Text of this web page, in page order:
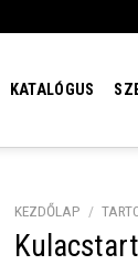
KATALÓGUS
KEZDŐLAP /